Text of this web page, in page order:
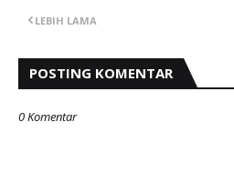
LEBIH LAMA
POSTING KOMENTAR
0 Komentar